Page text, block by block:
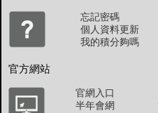
忘記密碼
個人資料更新
我的積分夠嗎
官方網站
官網入口
半年會網